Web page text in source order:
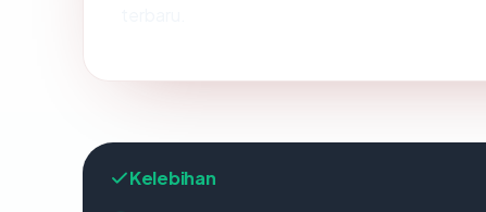
Kelebihan